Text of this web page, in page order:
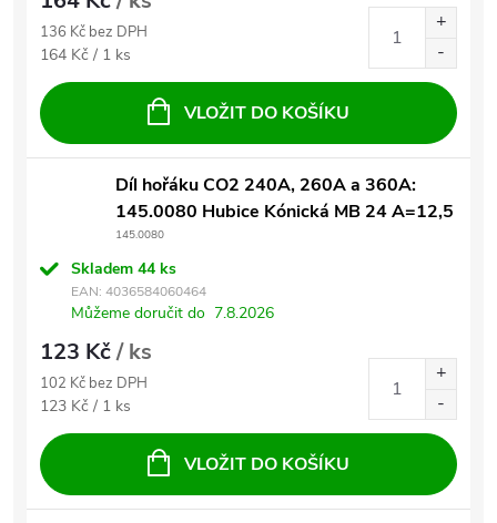
136 Kč bez DPH
Měrná cena:
164 Kč / 1 ks
VLOŽIT DO KOŠÍKU
Díl hořáku CO2 240A, 260A a 360A:
145.0080 Hubice Kónická MB 24 A=12,5
145.0080
Skladem 44 ks
EAN: 4036584060464
Můžeme doručit do 7.8.2026
123 Kč/ ks
102 Kč bez DPH
Měrná cena:
123 Kč / 1 ks
VLOŽIT DO KOŠÍKU